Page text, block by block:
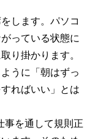
します。パソコ
っている状態に
り掛かります。
うに「朝はずっ
ればいい」とは
事を通して規則正